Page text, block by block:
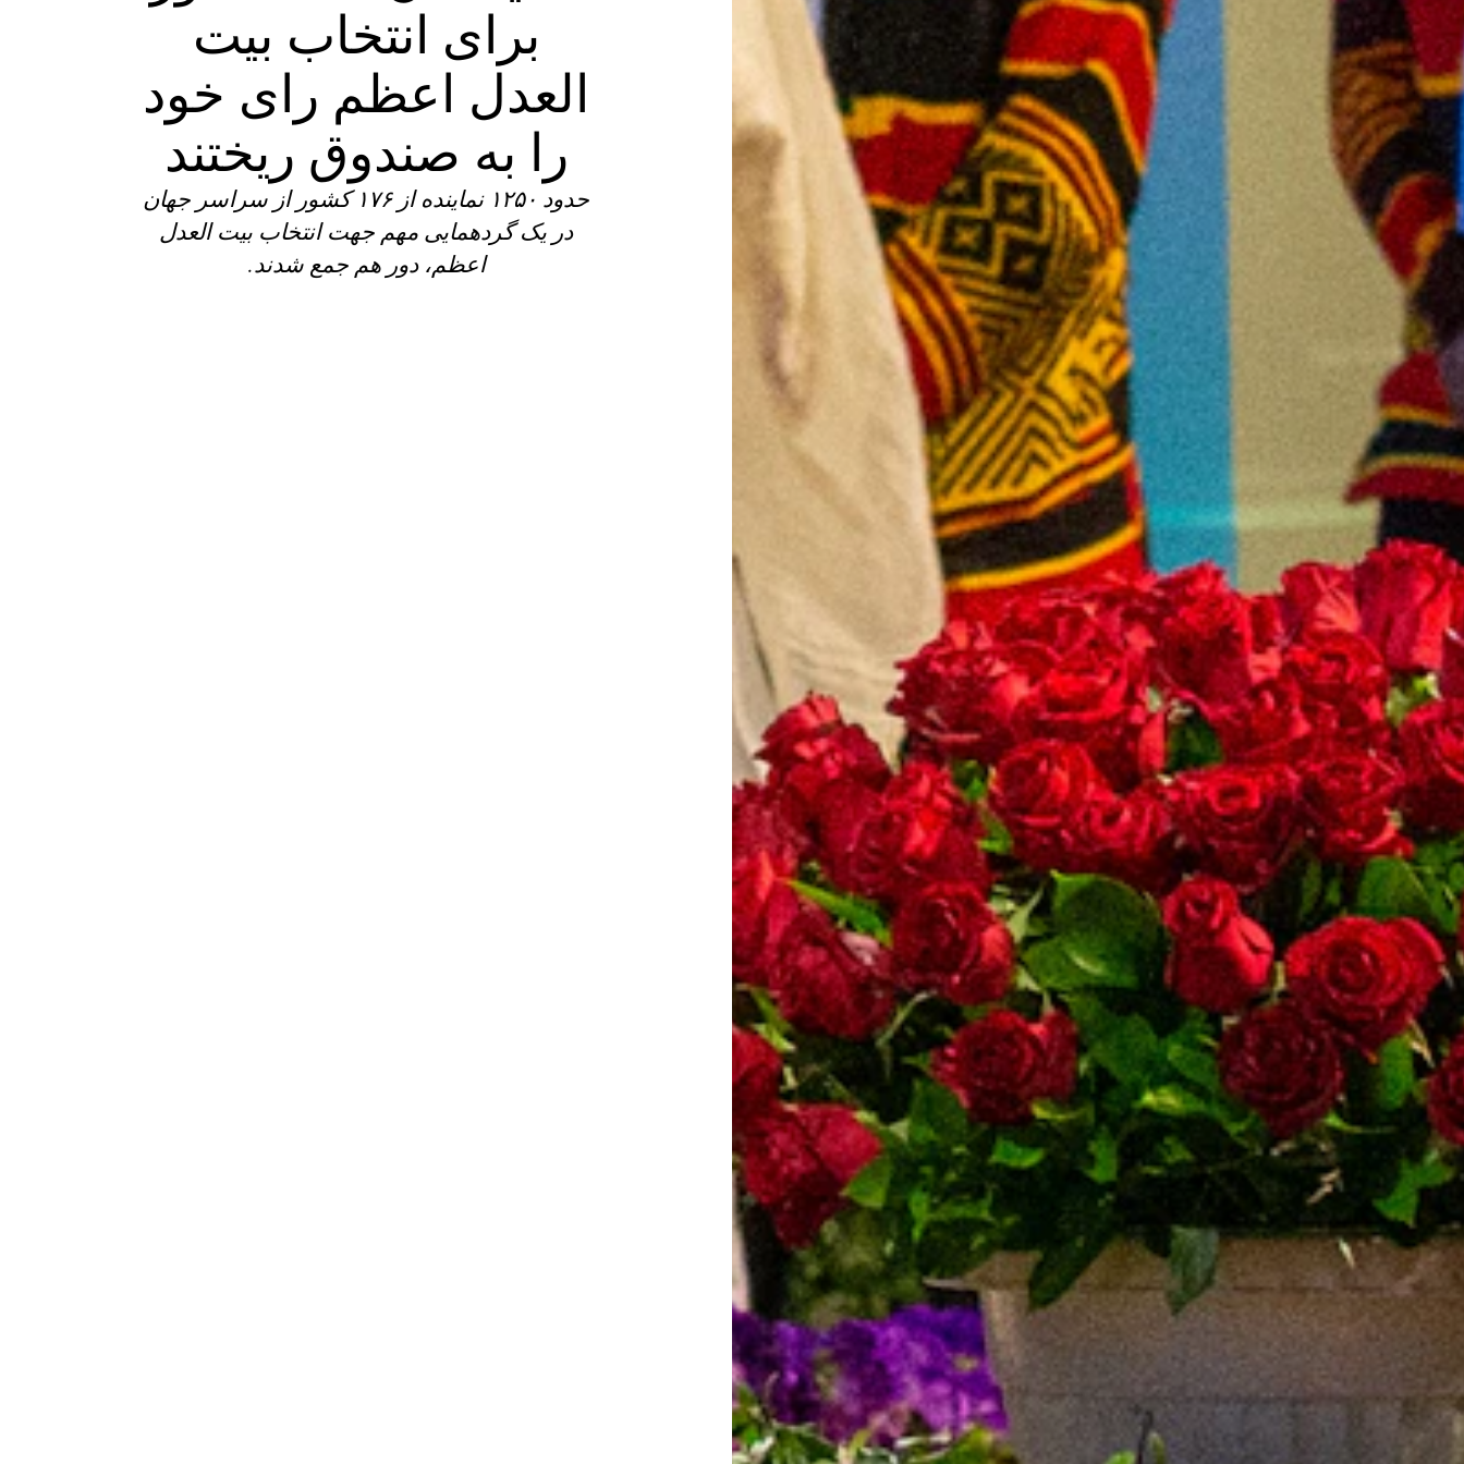
برای انتخاب بیت
‌العدل ‌اعظم رای خود
را به صندوق ریختند
حدود ۱۲۵۰ نماینده از ۱۷۶ کشور از سراسر جهان
در یک گردهمایی مهم جهت انتخاب بیت العدل
اعظم، دور هم جمع شدند.